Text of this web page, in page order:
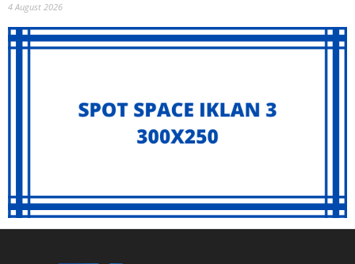
4 August 2026